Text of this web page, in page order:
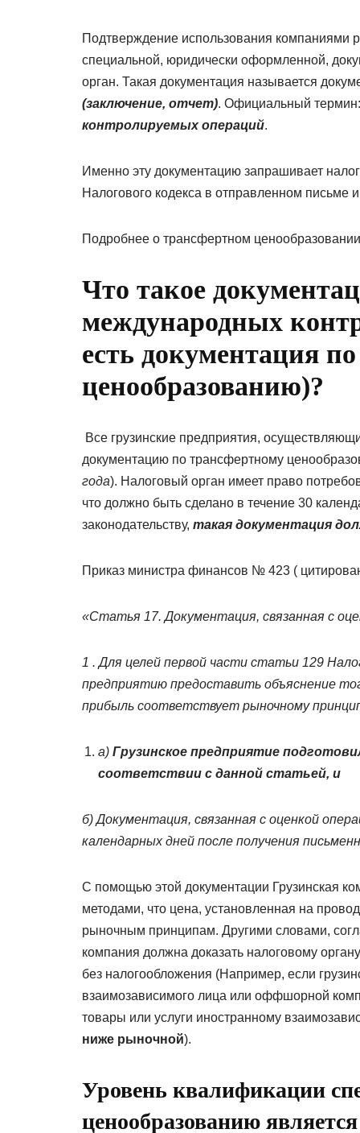
Подтверждение использования компаниями
специальной, юридически оформленной,
орган. Такая документация называется
(заключение, отчет). Официальный термин:
контролируемых операций.
Именно эту документацию запрашивает
Налогового кодекса в отправленном письме
Подробнее о трансфертном
Что такое
международных
есть документация
ценообразованию)?
Все грузинские предприятия,
документацию по трансфертному
года). Налоговый орган имеет право
что должно быть сделано в течение 30
законодательству, такая документация
Приказ министра финансов № 423 (
«Статья 17. Документация, связанная с
1 . Для целей первой части статьи 129
предприятию предоставить объяснение
прибыль соответствует рыночному
a) Грузинское предприятие
соответствии с данной статьей, и
б) Документация, связанная с оценкой
календарных дней после получения
С помощью этой документации Грузинская
методами, что цена, установленная на
рыночным принципам. Другими словами,
компания должна доказать налоговому
без налогообложения (Например, если
взаимозависимого лица или оффшорной
товары или услуги иностранному
ниже рыночной).
Уровень квалификации
ценообразованию